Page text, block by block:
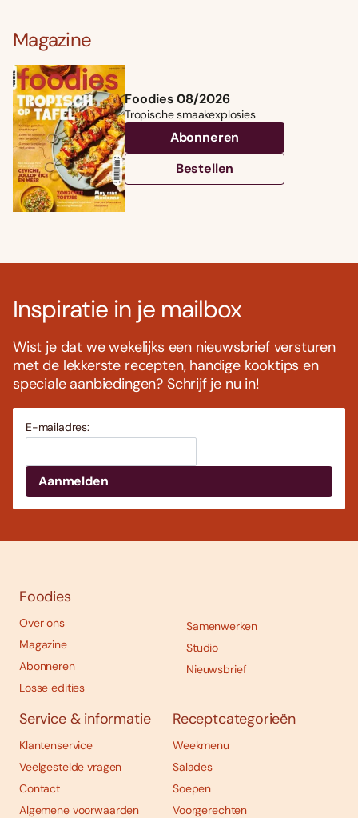
Magazine
Foodies 08/2026
Tropische smaakexplosies
Abonneren
Bestellen
Inspiratie in je mailbox
Wist je dat we wekelijks een nieuwsbrief versturen
met de lekkerste recepten, handige kooktips en
speciale aanbiedingen? Schrijf je nu in!
E-mailadres:
Foodies
Over ons
Magazine
Abonneren
Losse edities
Samenwerken
Studio
Nieuwsbrief
Service & informatie
Klantenservice
Veelgestelde vragen
Contact
Algemene voorwaarden
Receptcategorieën
Weekmenu
Salades
Soepen
Voorgerechten